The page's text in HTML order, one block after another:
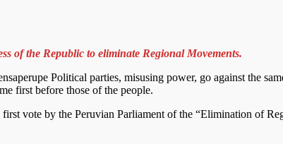
of the Republic to eliminate Regional Movements.
Political parties, misusing power, go against the
first before those of the people.
vote by the Peruvian Parliament of the “Elimination of